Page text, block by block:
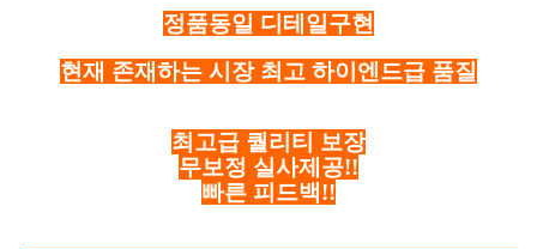
정품동일 디테일구현
현재 존재하는 시장 최고 하이엔드급 품질
최고급 퀄리티 보장
무보정 실사제공!!
빠른 피드백!!